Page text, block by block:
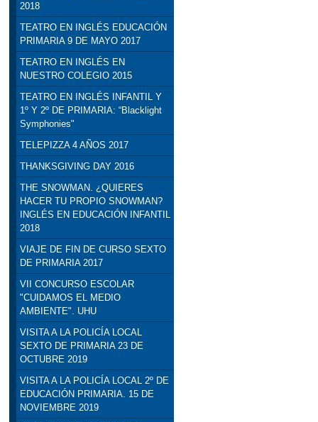
2018
TEATRO EN INGLÉS EDUCACIÓN
PRIMARIA 9 DE MAYO 2017
TEATRO EN INGLÉS EN
NUESTRO COLEGIO 2015
TEATRO EN INGLÉS INFANTIL Y
1º Y 2º DE PRIMARIA: “Blacklight
Symphonies"
TELEPIZZA 4 AÑOS 2017
THANKSGIVING DAY 2016
THE SNOWMAN. ¿QUIERES
HACER TU PROPIO SNOWMAN?
INGLÉS EN EDUCACIÓN INFANTIL
2018
VIAJE DE FIN DE CURSO SEXTO
DE PRIMARIA 2017
VII CONCURSO ESCOLAR
"CUIDAMOS EL MEDIO
AMBIENTE". UHU
VISITA A LA POLICÍA LOCAL
SEXTO DE PRIMARIA 23 DE
OCTUBRE 2019
VISITA A LA POLICÍA LOCAL 2º DE
EDUCACIÓN PRIMARIA. 15 DE
NOVIEMBRE 2019